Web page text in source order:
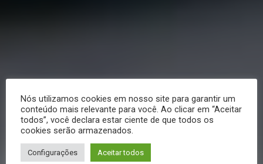
Nós utilizamos cookies em nosso site para garantir um
conteúdo mais relevante para você. Ao clicar em “Aceitar
todos”, você declara estar ciente de que todos os
cookies serão armazenados.
Configurações Aceitar todos